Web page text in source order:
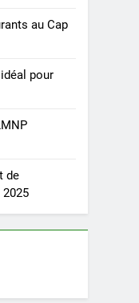
au Cap
pour
de
2025